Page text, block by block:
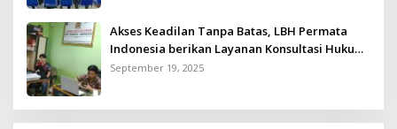
Akses Keadilan Tanpa Batas, LBH Permata
Indonesia berikan Layanan Konsultasi Hukum
Gratis untuk Kurang Mampu
September 19, 2025